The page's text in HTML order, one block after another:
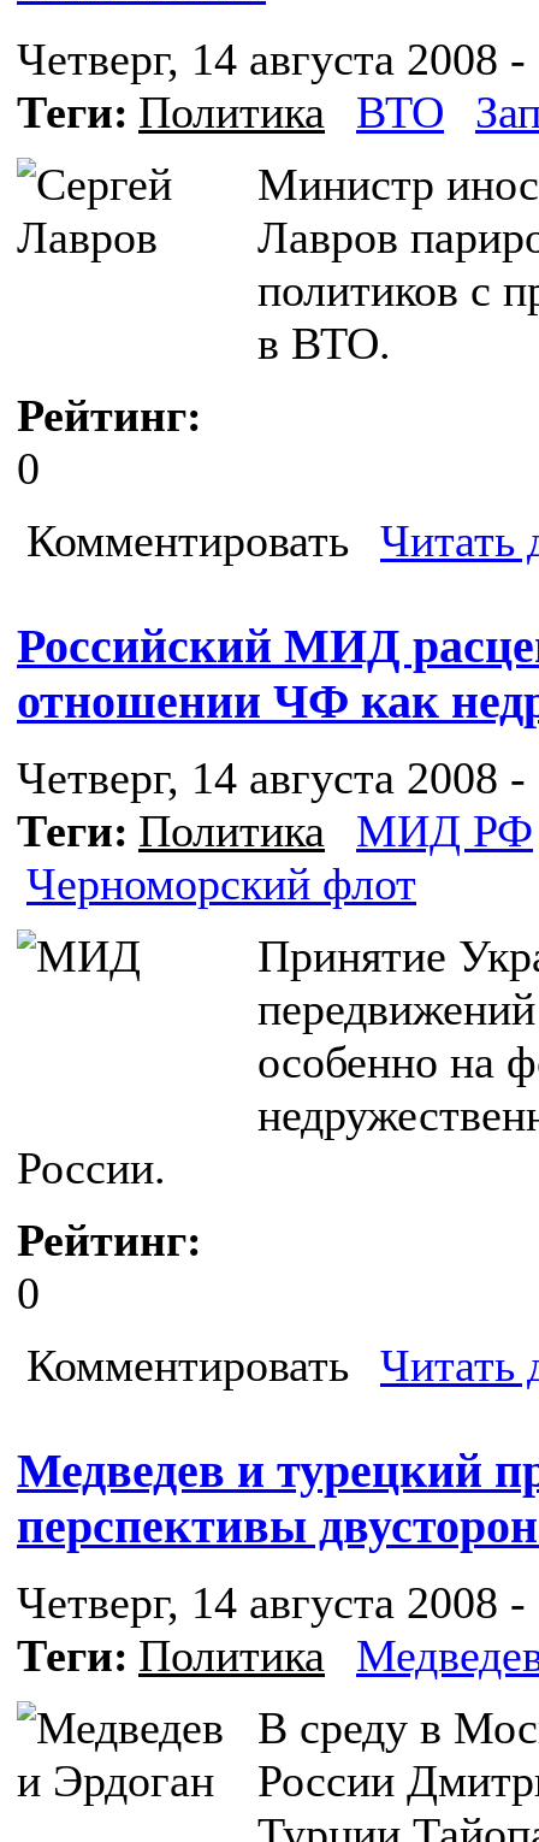
Четверг, 14 августа 2008
Теги: Политика ВТО
Министр
Лавров
политиков с
в ВТО.
Рейтинг:
0
Комментировать
Читать
Российский МИД
отношении ЧФ как
Четверг, 14 августа 2008
Теги: Политика
МИД РФ
Черноморский флот
Принятие
особенно на
России.
Рейтинг:
0
Комментировать
Читать
Медведев и турецкий
перспективы
Четверг, 14 августа 2008
Теги: Политика
В среду в
России